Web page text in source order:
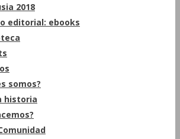
2018
editorial: ebooks
somos?
historia